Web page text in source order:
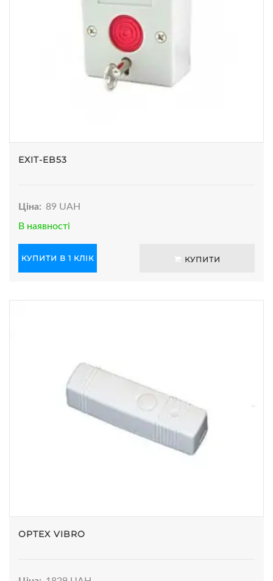
EXIT-EB53
Ціна: 89 UAH
В наявності
КУПИТИ В 1 КЛІК КУПИТИ
OPTEX VIBRO